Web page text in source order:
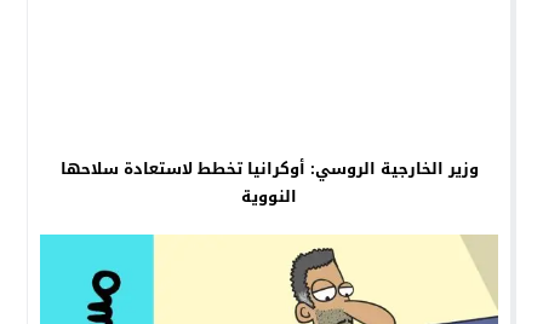
وزير الخارجية الروسي: أوكرانيا تخطط لاستعادة سلاحها
النووية